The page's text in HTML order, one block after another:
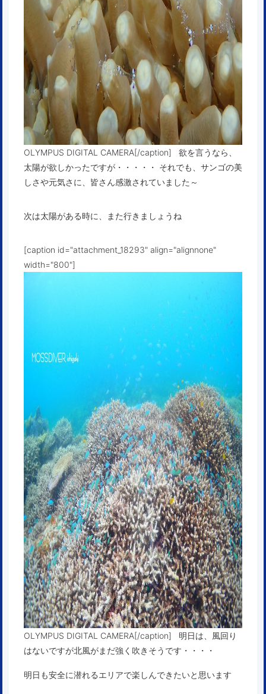
OLYMPUS DIGITAL CAMERA[/caption] 欲を言うなら、
太陽が欲しかったですが・・・・・ それでも、サンゴの美
しさや元気さに、皆さん感激されていました～
次は太陽がある時に、また行きましょうね
[caption id="attachment_18293" align="alignnone"
width="800"]
OLYMPUS DIGITAL CAMERA[/caption] 明日は、風回り
はないですが北風がまだ強く吹きそうです・・・・
明日も安全に潜れるエリアで楽しんできたいと思います